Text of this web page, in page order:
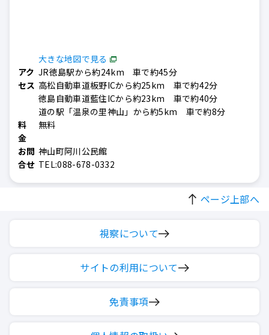
大きな地図で見る
アク
セス
JR徳島駅から約24km 車で約45分
高松自動車道板野ICから約25km 車で約42分
徳島自動車道藍住ICから約23km 車で約40分
道の駅「温泉の里神山」から約5km 車で約8分
料
金
無料
お問
合せ
神山町阿川公民館
TEL:088-678-0332
ページ上部へ
視察について
サイトの利用について
免責事項